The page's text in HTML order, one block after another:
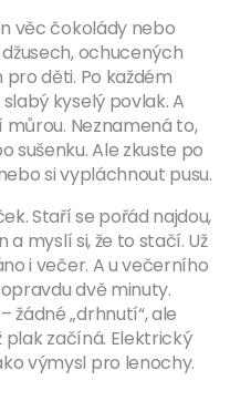
věc čokolády nebo
ochucených
děti. Po každém
kyselý povlak. A
Neznamená to,
sušenku. Ale zkuste po
si vypláchnout pusu.
Staří se pořád najdou,
a myslí si, že to stačí. Už
i večer. A u večerního
dvě minuty.
žádné „drhnutí“, ale
plak začíná. Elektrický
výmysl pro lenochy.